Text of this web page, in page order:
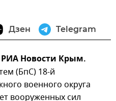
Дзен Telegram
Новости Крым.
(БпС) 18-й
военного округа
вооруженных сил